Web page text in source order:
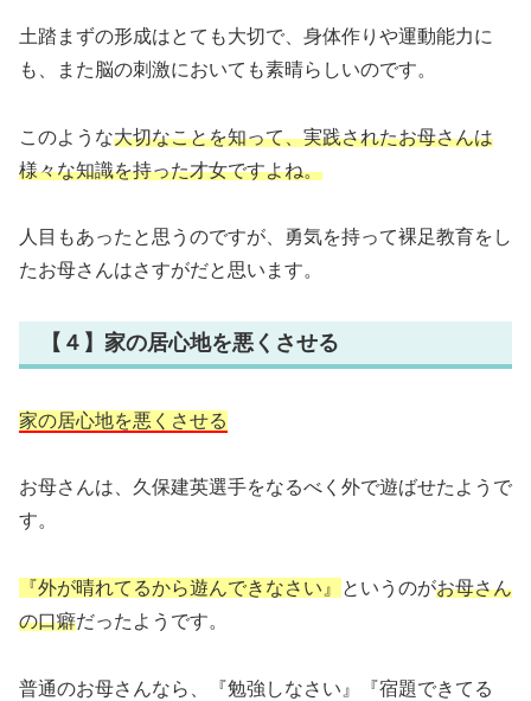
土踏まずの形成はとても大切で、身体作りや運動能力に
も、また脳の刺激においても素晴らしいのです。
このような大切なことを知って、実践されたお母さんは
様々な知識を持った才女ですよね。
人目もあったと思うのですが、勇気を持って裸足教育をし
たお母さんはさすがだと思います。
【４】家の居心地を悪くさせる
家の居心地を悪くさせる
お母さんは、久保建英選手をなるべく外で遊ばせたようで
す。
『外が晴れてるから遊んできなさい』 というのがお母さん
の口癖だったようです。
普通のお母さんなら、『勉強しなさい』『宿題できてる